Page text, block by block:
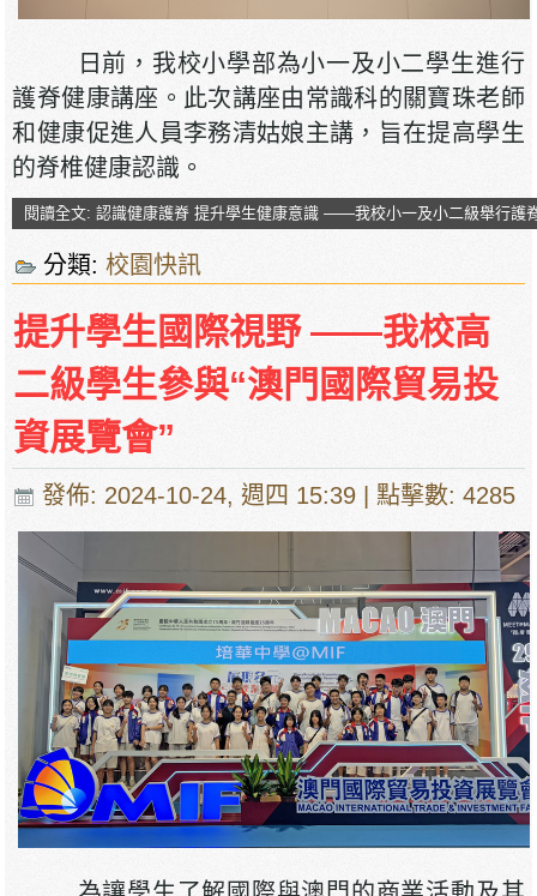
日前，我校小學部為小一及小二學生進行
護脊健康講座。此次講座由常識科的關寶珠老師
和健康促進人員李務清姑娘主講，旨在提高學生
的脊椎健康認識。
閱讀全文: 認識健康護脊 提升學生健康意識 ——我校小一及小二級舉行護
分類:校園快訊
提升學生國際視野 ——我校高
二級學生參與“澳門國際貿易投
資展覽會”
發佈: 2024-10-24, 週四 15:39 | 點擊數: 4285